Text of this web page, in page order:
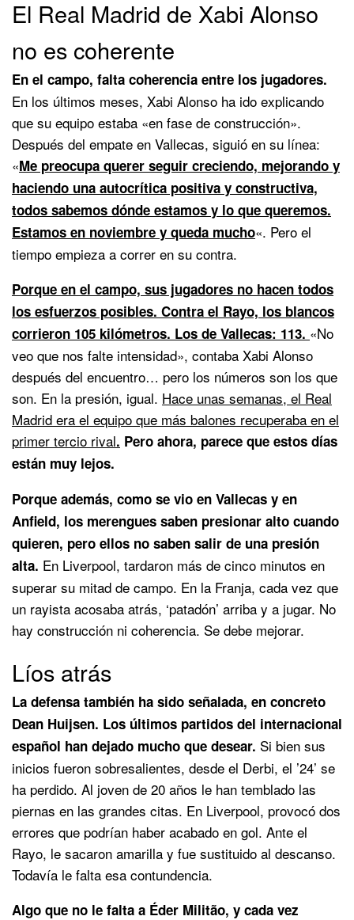
El Real Madrid de Xabi Alonso
no es coherente
En el campo, falta coherencia entre los jugadores.
En los últimos meses, Xabi Alonso ha ido explicando
que su equipo estaba «en fase de construcción».
Después del empate en Vallecas, siguió en su línea:
«Me preocupa querer seguir creciendo, mejorando y
haciendo una autocrítica positiva y constructiva,
todos sabemos dónde estamos y lo que queremos.
Estamos en noviembre y queda mucho«. Pero el
tiempo empieza a correr en su contra.
Porque en el campo, sus jugadores no hacen todos
los esfuerzos posibles. Contra el Rayo, los blancos
corrieron 105 kilómetros. Los de Vallecas: 113. «No
veo que nos falte intensidad», contaba Xabi Alonso
después del encuentro… pero los números son los que
son. En la presión, igual. Hace unas semanas, el Real
Madrid era el equipo que más balones recuperaba en el
primer tercio rival. Pero ahora, parece que estos días
están muy lejos.
Porque además, como se vio en Vallecas y en
Anfield, los merengues saben presionar alto cuando
quieren, pero ellos no saben salir de una presión
alta. En Liverpool, tardaron más de cinco minutos en
superar su mitad de campo. En la Franja, cada vez que
un rayista acosaba atrás, ‘patadón’ arriba y a jugar. No
hay construcción ni coherencia. Se debe mejorar.
Líos atrás
La defensa también ha sido señalada, en concreto
Dean Huijsen. Los últimos partidos del internacional
español han dejado mucho que desear. Si bien sus
inicios fueron sobresalientes, desde el Derbi, el ’24’ se
ha perdido. Al joven de 20 años le han temblado las
piernas en las grandes citas. En Liverpool, provocó dos
errores que podrían haber acabado en gol. Ante el
Rayo, le sacaron amarilla y fue sustituido al descanso.
Todavía le falta esa contundencia.
Algo que no le falta a Éder Militão, y cada vez